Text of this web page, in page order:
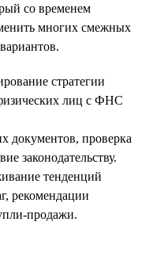
со временем
многих смежных
стратегии
лиц с ФНС
документов, проверка
законодательству.
тенденций
рекомендации
продажи.